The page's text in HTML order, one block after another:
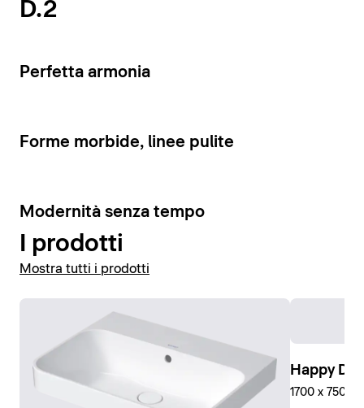
D.2
4
Perfetta armonia
4
Forme morbide, linee pulite
10
Modernità senza tempo
I prodotti
Mostra tutti i prodotti
Happy
1700 x 750